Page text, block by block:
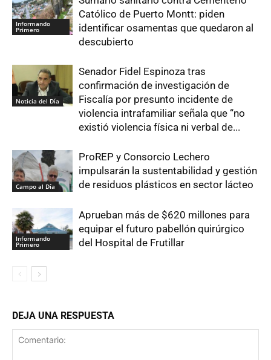
Informando
Primero
Católico de Puerto Montt: piden
identificar osamentas que quedaron al
descubierto
Noticia del Día
Senador Fidel Espinoza tras
confirmación de investigación de
Fiscalía por presunto incidente de
violencia intrafamiliar señala que “no
existió violencia física ni verbal de...
Campo al Día
ProREP y Consorcio Lechero
impulsarán la sustentabilidad y gestión
de residuos plásticos en sector lácteo
Informando
Primero
Aprueban más de $620 millones para
equipar el futuro pabellón quirúrgico
del Hospital de Frutillar
DEJA UNA RESPUESTA